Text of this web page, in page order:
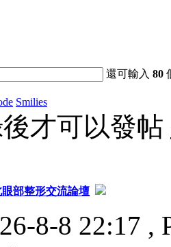
還可輸入80
Smilies
才可以發帖
眼部整形交流論壇
8-8 22:17 ,